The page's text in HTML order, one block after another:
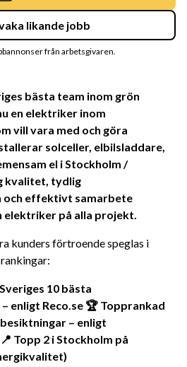
bästa team inom grön
en elektriker inom
vill vara med och göra
solceller, elbilsladdare,
el i Stockholm /
kvalitet, tydlig
och effektivt samarbete
elektriker på alla projekt.
kunders förtroende speglas i
10 bästa
enligt Reco.se 🏆 Topprankad
– enligt
Topp 2 i Stockholm på
likande jobb
från arbetsgivaren.